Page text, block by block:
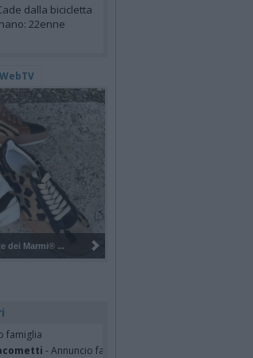
dalla bicicletta
22enne
WebTV
Rugareto a ...
famiglia
- Annuncio famiglia